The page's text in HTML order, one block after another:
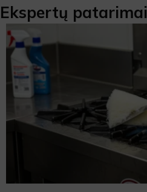
Ekspertų patarimai